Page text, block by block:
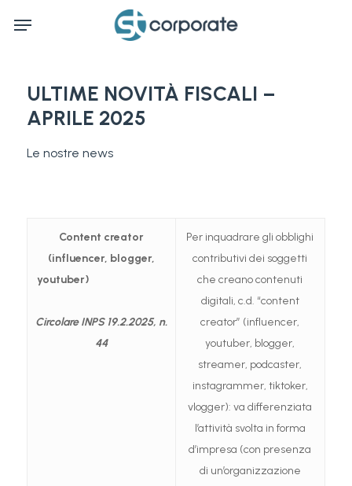
Menu
ULTIME NOVITÀ FISCALI –
APRILE 2025
Le nostre news
Content creator
(influencer, blogger,
youtuber)
Circolare INPS 19.2.2025, n.
44
Per inquadrare gli obblighi
contributivi dei soggetti
che creano contenuti
digitali, c.d. “content
creator” (influencer,
youtuber, blogger,
streamer, podcaster,
instagrammer, tiktoker,
vlogger): va differenziata
l’attività svolta in forma
d’impresa (con presenza
di un’organizzazione